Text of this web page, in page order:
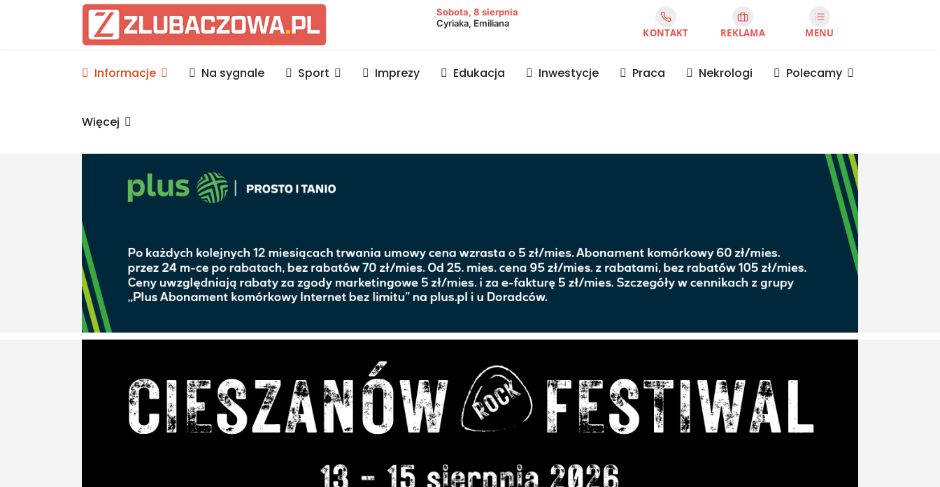
Informacje Lubaczów, powiat lubaczowski
Sobota, 8 sierpnia
Cyriaka, Emiliana
KONTAKT REKLAMA MENU
Informacje Na sygnale Sport Imprezy Edukacja Inwestycje Praca Nekrologi Polecamy
Więcej